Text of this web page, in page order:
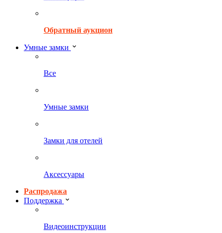
Обратный аукцион
Умные замки
Все
Умные замки
Замки для отелей
Аксессуары
Распродажа
Поддержка
Видеоинструкции